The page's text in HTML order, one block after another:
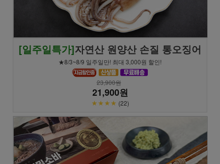
[일주일특가]자연산 원양산 손질 통오징어
★8/3~8/9 일주일만! 최대 3,000원 할인!
23,900원
21,900원
★★★★ (22)